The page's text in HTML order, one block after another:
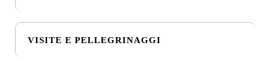
VISITE E PELLEGRINAGGI